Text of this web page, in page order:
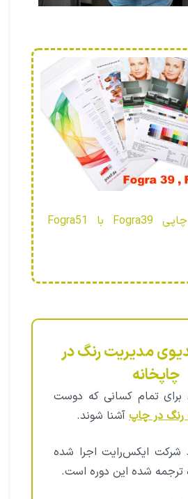
فرق استاندارد چاپی Fogra39 با Fogra51
مدیریت رنگ در
چاپخانه
برای تمام کسانی که دوست
در چاپ آشنا شوند.
شرکت ایکس‌رایت اجرا شده
ترجمه شده این دوره است.